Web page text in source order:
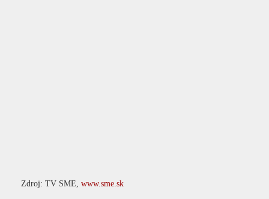
Zdroj: TV SME, www.sme.sk